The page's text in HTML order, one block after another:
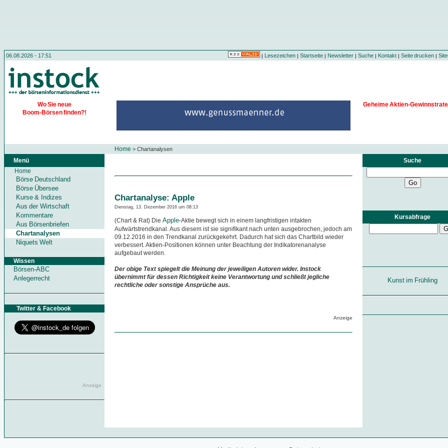
06.08.2026 - 17:51 | Lesezeichen| Startseite| Newsletter| Suche| Kontakt| Seite drucken |
Wo Sie neue
Boom-Börsen finden?!
Geheime Aktien-
Home > Chartanalysen
Menü
Home
Börse Deutschland
Börse Übersee
Kurse & Indizes
Aus der Wirtschaft
Kommentare
Aus Börsenbriefen
Chartanalysen
Niquets Welt
Wissen
Börsen-ABC
Anlegerrecht
Twitter & Facebook
Anzeige
Suche
Kursabfrage
Kunst im Frühling
Chartanalyse: Apple
Dienstag, 13. Dezember 2016 um 08:13
(Chart & Rat) Die Apple-Aktie bewegt sich in einem langfristigen intakten
Aufwärtstrendkanal. Aus diesem ist sie signifikant nach unten ausgebrochen, jedoch am
09.12.2016 in den Trendkanal zurückgekehrt. Dadurch hat sich das Chartbild wieder
verbessert. Aktien-Positionen können unter Beachtung der Indikatorenanalyse
aufgebaut werden.
Der obige Text spiegelt die Meinung der jeweiligen Autoren wider. Instock
übernimmt für dessen Richtigkeit keine Verantwortung und schließt jegliche
rechtliche oder sonstige Ansprüche aus.
Anzeige